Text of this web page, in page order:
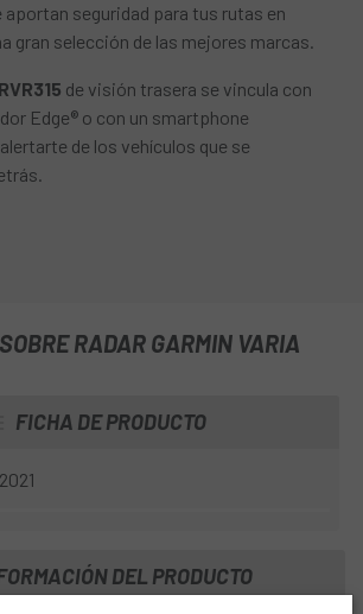
seguridad para tus rutas en
gran selección de las mejores marcas.
de visión trasera se vincula con
Edge® o con un smartphone
de los vehículos que se
RADAR GARMIN VARIA
FICHA DE PRODUCTO
2021
DEL PRODUCTO